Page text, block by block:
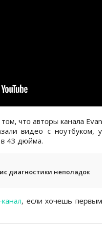
что авторы канала Evan
видео с ноутбуком, у
в 43 дюйма.
диагностики неполадок
, если хочешь первым